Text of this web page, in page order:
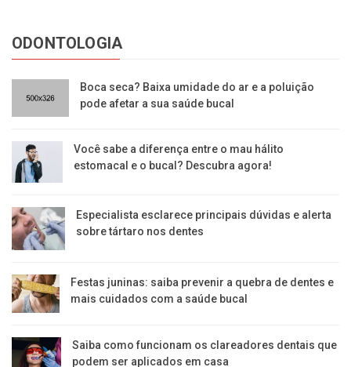
ODONTOLOGIA
Boca seca? Baixa umidade do ar e a poluição
pode afetar a sua saúde bucal
Você sabe a diferença entre o mau hálito
estomacal e o bucal? Descubra agora!
Especialista esclarece principais dúvidas e alerta
sobre tártaro nos dentes
Festas juninas: saiba prevenir a quebra de dentes e
mais cuidados com a saúde bucal
Saiba como funcionam os clareadores dentais que
podem ser aplicados em casa